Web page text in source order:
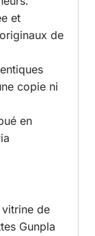
et
de
copie ni
en
de
Gunpla